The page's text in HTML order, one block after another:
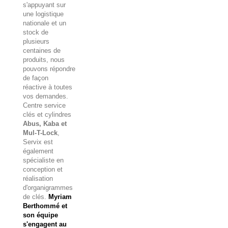
s'appuyant sur
une logistique
nationale et un
stock de
plusieurs
centaines de
produits, nous
pouvons répondre
de façon
réactive à toutes
vos demandes.
Centre service
clés et cylindres
Abus, Kaba et
Mul-T-Lock,
Servix est
également
spécialiste en
conception et
réalisation
d'organigrammes
de clés. Myriam
Berthommé et
son équipe
s'engagent au